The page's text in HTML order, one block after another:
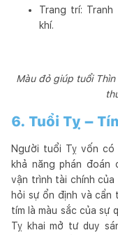
Trang trí:
khí.
Màu đỏ giúp tuổi
6. Tuổi Tỵ –
Người tuổi Tỵ vốn
khả năng phán đoán
vận trình tài chính
hỏi sự ổn định và
tím là màu sắc của sự
Tỵ khai mở tư duy